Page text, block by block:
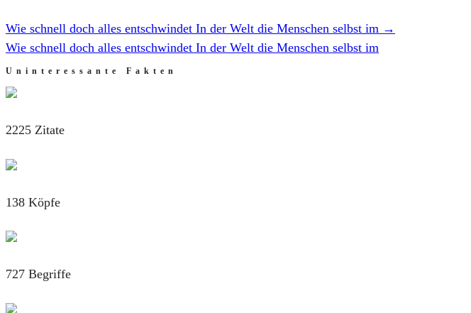
Wie schnell doch alles entschwindet In der Welt die Menschen selbst im →
Wie schnell doch alles entschwindet In der Welt die Menschen selbst im
Uninteressante Fakten
2225 Zitate
138 Köpfe
727 Begriffe